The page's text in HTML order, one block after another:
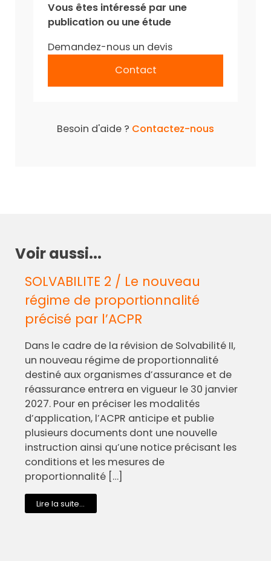
Vous êtes intéressé par une
publication ou une étude
Demandez-nous un devis
Contact
Besoin d'aide ? Contactez-nous
Voir aussi...
SOLVABILITE 2 / Le nouveau
régime de proportionnalité
précisé par l’ACPR
Dans le cadre de la révision de Solvabilité II,
un nouveau régime de proportionnalité
destiné aux organismes d’assurance et de
réassurance entrera en vigueur le 30 janvier
2027. Pour en préciser les modalités
d’application, l’ACPR anticipe et publie
plusieurs documents dont une nouvelle
instruction ainsi qu’une notice précisant les
conditions et les mesures de
proportionnalité […]
Lire la suite...